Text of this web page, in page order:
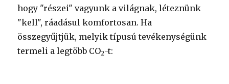
hogy "részei" vagyunk a világnak, léteznünk
"kell", ráadásul komfortosan. Ha
összegyűjtjük, melyik típusú tevékenységünk
termeli a legtöbb CO2-t: